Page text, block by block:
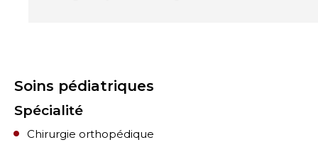
Soins pédiatriques
Spécialité
Chirurgie orthopédique